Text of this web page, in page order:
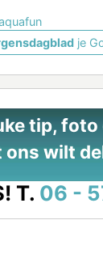
je
tip,
ons wilt
T. 06 -